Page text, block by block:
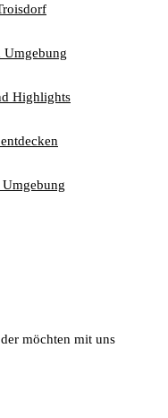
Umgebung
Highlights
möchten mit uns